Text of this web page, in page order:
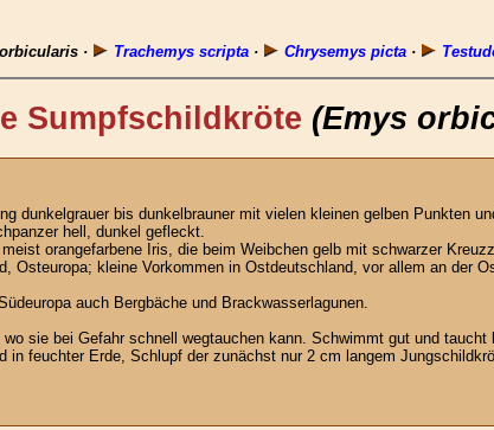
· Trachemys scripta · Chrysemys picta ·
Sumpfschildkröte (Emys
dunkelgrauer bis dunkelbrauner mit vielen kleinen gelben Punkten
hell, dunkel gefleckt.
orangefarbene Iris, die beim Weibchen gelb mit schwarzer
Osteuropa; kleine Vorkommen in Ostdeutschland, vor allem an der
auch Bergbäche und Brackwasserlagunen.
sie bei Gefahr schnell wegtauchen kann. Schwimmt gut und taucht
feuchter Erde, Schlupf der zunächst nur 2 cm langem